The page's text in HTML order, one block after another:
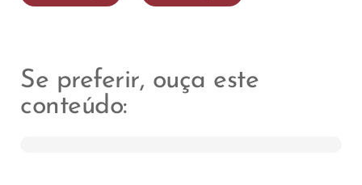
Se preferir, ouça este
conteúdo: